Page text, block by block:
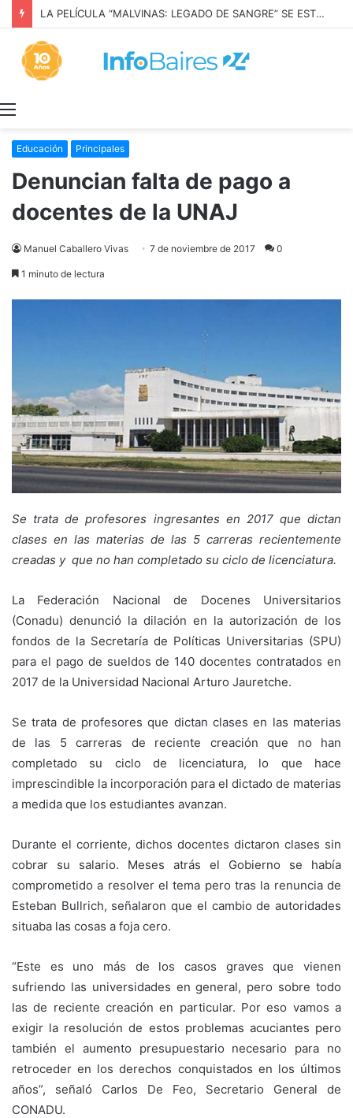
LA PELÍCULA “MALVINAS: LEGADO DE SANGRE” SE ESTRENARÁ EN PRIME VIDEO
Educación Principales
Denuncian falta de pago a
docentes de la UNAJ
Manuel Caballero Vivas 7 de noviembre de 2017 0
1 minuto de lectura
Se trata de profesores ingresantes en 2017 que dictan
clases en las materias de las 5 carreras recientemente
creadas y que no han completado su ciclo de licenciatura.
La Federación Nacional de Docenes Universitarios
(Conadu) denunció la dilación en la autorización de los
fondos de la Secretaría de Políticas Universitarias (SPU)
para el pago de sueldos de 140 docentes contratados en
2017 de la Universidad Nacional Arturo Jauretche.
Se trata de profesores que dictan clases en las materias
de las 5 carreras de reciente creación que no han
completado su ciclo de licenciatura, lo que hace
imprescindible la incorporación para el dictado de materias
a medida que los estudiantes avanzan.
Durante el corriente, dichos docentes dictaron clases sin
cobrar su salario. Meses atrás el Gobierno se había
comprometido a resolver el tema pero tras la renuncia de
Esteban Bullrich, señalaron que el cambio de autoridades
situaba las cosas a foja cero.
“Este es uno más de los casos graves que vienen
sufriendo las universidades en general, pero sobre todo
las de reciente creación en particular. Por eso vamos a
exigir la resolución de estos problemas acuciantes pero
también el aumento presupuestario necesario para no
retroceder en los derechos conquistados en los últimos
años”, señaló Carlos De Feo, Secretario General de
CONADU.